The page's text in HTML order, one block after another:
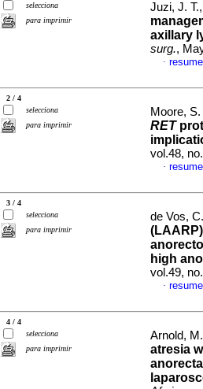
selecciona
para imprimir
Juzi, J.
axillary
surg.,
·
2 / 4
selecciona
para imprimir
Moore,
RET
vol.48,
·
3 / 4
selecciona
para imprimir
de Vos,
high
vol.49,
·
4 / 4
selecciona
para imprimir
Arnold,
atresia